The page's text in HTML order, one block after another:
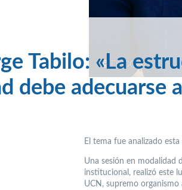
Tabilo: «La
debe adecuarse
El tema fue analizado
Una sesión en modalidad
institucional, realizó este
UCN, supremo